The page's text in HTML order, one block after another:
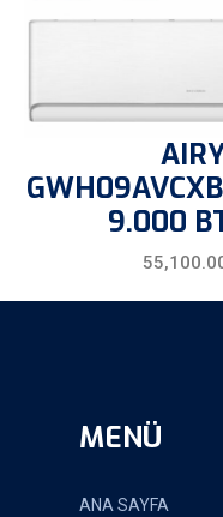
9.000
MENÜ
ANA SAYFA